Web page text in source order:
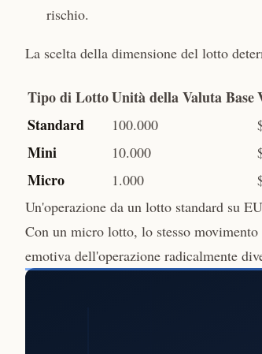
rischio.
La scelta della dimensione del lotto
Tipo di LottoUnità della Valuta Base
Standard
100.000
Mini 10.000
Micro 1.000
Un'operazione da un lotto standard su
Con un micro lotto, lo stesso
emotiva dell'operazione radicalmente